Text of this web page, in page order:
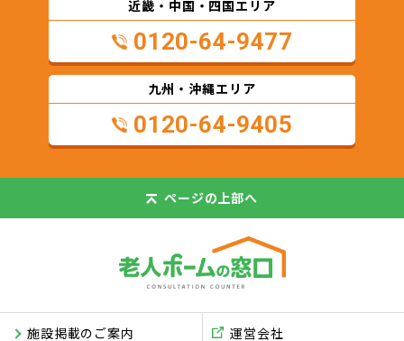
近畿・中国・四国エリア
0120-64-9477
九州・沖縄エリア
0120-64-9405
ページの 上部へ
施設掲載のご案内 運営会社